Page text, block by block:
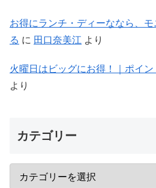
お得にランチ・ディーななら、モ
る に 田口奈美江 より
火曜日はビッグにお得！｜ポイン
より
カテゴリー